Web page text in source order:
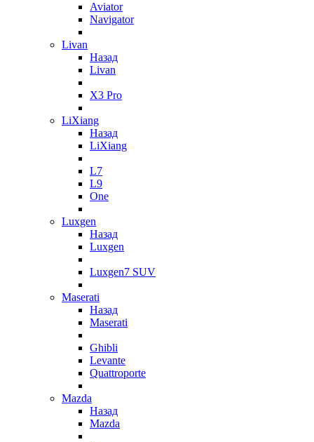
Aviator
Navigator
Livan
Назад
Livan
X3 Pro
LiXiang
Назад
LiXiang
L7
L9
One
Luxgen
Назад
Luxgen
Luxgen7 SUV
Maserati
Назад
Maserati
Ghibli
Levante
Quattroporte
Mazda
Назад
Mazda